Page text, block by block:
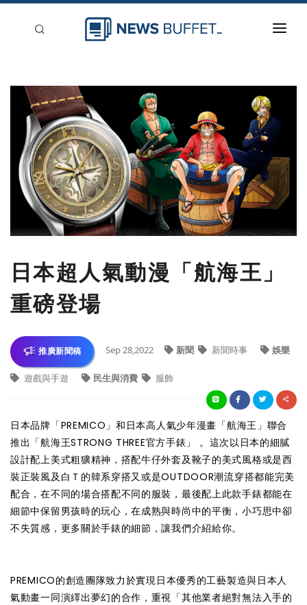
新聞稿分類
登入
刊登
日本超人氣動漫「航海王」
重磅登場
推廣新聞稿 Sep 28,2022 新聞 新聞時事 娛樂
遊戲與手遊 民生與消費 服飾
日本品牌「PREMICO」和日本高人氣少年漫畫「航海王」聯合
推出「航海王STRONG THREE官方手錶」 。這次以日本的細膩
設計配上美式粗獷精神，搭配牛仔外套及靴子的美式風格或是西
裝正裝風及白Ｔ的韓系穿搭又或是OUTDOOR潮流穿搭都能完美
配合，在不同的場合搭配不同的服裝，最後配上此款手錶都能在
細節中保留男孩時的玩心，在成熟與時尚中的平衡，小巧思中卻
不失質感，更多關於手錶的細節，讓我們介紹給你。
PREMICO的創造團隊致力於實現日本優秀的工藝製造與日本人
氣動畫一同演繹出夢幻的合作，重視「其他業者絕對無法入手的